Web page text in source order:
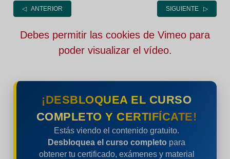
◁ ANTERIOR SIGUIENTE ▷
Debes permitir las cookies de Vimeo para
poder visualizar el vídeo.
¡DESBLOQUEA EL CURSO
COMPLETO Y CERTIFÍCATE!
Estás viendo el contenido gratuito.
Desbloquea el curso completo para
obtener tu certificado, exámenes y material